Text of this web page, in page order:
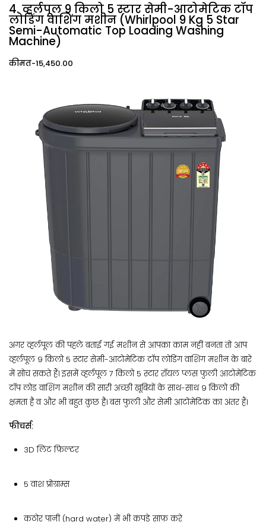
4. व्हर्लपूल 9 किलो 5 स्टार सेमी-आटोमेटिक टॉप
लोडिंग वाशिंग मशीन (Whirlpool 9 Kg 5 Star
Semi-Automatic Top Loading Washing
Machine)
कीमत-₹15,450.00
अगर व्हर्लपूल की पहले बताई गई मशीन से आपका काम नहीं बनता तो आप
व्हर्लपूल 9 किलो 5 स्टार सेमी-आटोमेटिक टॉप लोडिंग वाशिंग मशीन के बारे
में सोच सकते हैं। इसमें व्हर्लपूल 7 किलो 5 स्टार रॉयल प्लस फुली आटोमेटिक
टॉप लोड वाशिंग मशीन की सारी अच्छी खूबियों के साथ-साथ 9 किलो की
क्षमता है व और भी बहुत कुछ है। बस फुली और सेमी आटोमेटिक का अंतर हैं।
फीचर्स:
3D लिंट फ़िल्टर
5 वाश प्रोग्राम्स
कठोर पानी (hard water) में भी कपड़े साफ़ करे